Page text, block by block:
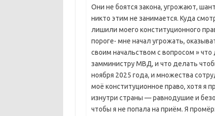
Они не боятся закона, угрожают,
никто этим не занимается. Куда
лишили моего конституционного
пороге- мне начал угрожать,
своим начальством с вопросом » что
замминистру МВД, и что делать
ноября 2025 года, и множества
моё конституционное право, хотя я
изнутри страны — равнодушие и
чтобы я не попала на приём. Я